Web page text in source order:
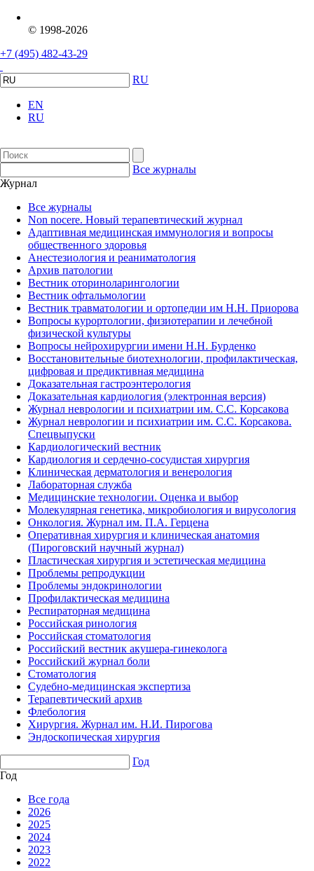
© 1998-2026
+7 (495) 482-43-29
RU
EN
RU
Все журналы
Журнал
Все журналы
Non nocere. Новый терапевтический журнал
Адаптивная медицинская иммунология и вопросы
общественного здоровья
Анестезиология и реаниматология
Архив патологии
Вестник оториноларингологии
Вестник офтальмологии
Вестник травматологии и ортопедии им Н.Н. Приорова
Вопросы курортологии, физиотерапии и лечебной
физической культуры
Вопросы нейрохирургии имени Н.Н. Бурденко
Восстановительные биотехнологии, профилактическая,
цифровая и предиктивная медицина
Доказательная гастроэнтерология
Доказательная кардиология (электронная версия)
Журнал неврологии и психиатрии им. С.С. Корсакова
Журнал неврологии и психиатрии им. С.С. Корсакова.
Спецвыпуски
Кардиологический вестник
Кардиология и сердечно-сосудистая хирургия
Клиническая дерматология и венерология
Лабораторная служба
Медицинские технологии. Оценка и выбор
Молекулярная генетика, микробиология и вирусология
Онкология. Журнал им. П.А. Герцена
Оперативная хирургия и клиническая анатомия
(Пироговский научный журнал)
Пластическая хирургия и эстетическая медицина
Проблемы репродукции
Проблемы эндокринологии
Профилактическая медицина
Респираторная медицина
Российская ринология
Российская стоматология
Российский вестник акушера-гинеколога
Российский журнал боли
Стоматология
Судебно-медицинская экспертиза
Терапевтический архив
Флебология
Хирургия. Журнал им. Н.И. Пирогова
Эндоскопическая хирургия
Год
Год
Все года
2026
2025
2024
2023
2022